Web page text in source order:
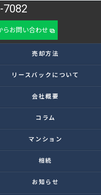
保護契約等の措置をと
れないよう、適切に安
じる結果＞
に対応した当社のサー
･訂正･削除・利用停止
。
させて頂きます。
7082
らお問い合わせ
売却方法
リースバックについて
会社概要
コラム
マンション
相続
お知らせ